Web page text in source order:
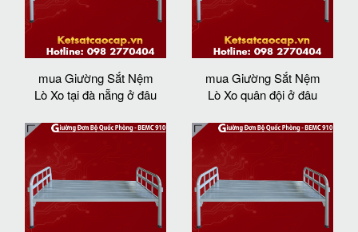
mua Giường Sắt Nệm
Lò Xo tại đà nẵng ở đâu
mua Giường Sắt Nệm
Lò Xo quân đội ở đâu